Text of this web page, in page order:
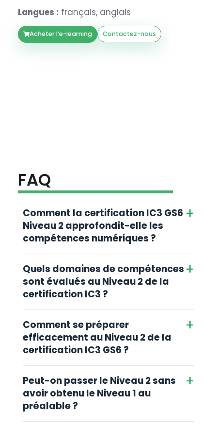
Langues : français, anglais
Acheter l’e-learning Contactez-nous
FAQ
Comment la certification IC3 GS6
Niveau 2 approfondit-elle les
compétences numériques ?
+
Quels domaines de compétences
sont évalués au Niveau 2 de la
certification IC3 ?
+
Comment se préparer
efficacement au Niveau 2 de la
certification IC3 GS6 ?
+
Peut-on passer le Niveau 2 sans
avoir obtenu le Niveau 1 au
préalable ?
+